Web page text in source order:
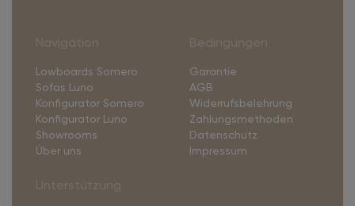
Lowboards Somero
Sofas Luno
Konfigurator Somero
Konfigurator Luno
Showrooms
Über uns
Garantie
AGB
Widerrufsbelehrung
Zahlungsmethoden
Datenschutz
Impressum